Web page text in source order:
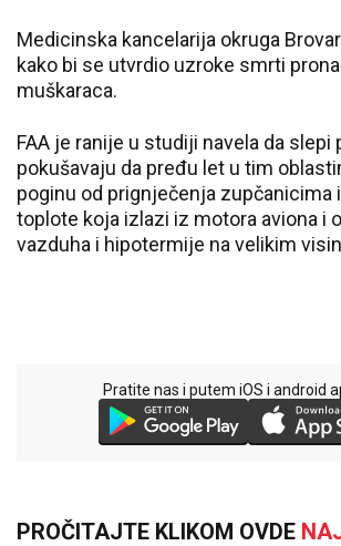
Medicinska kancelarija okruga
kako bi se utvrdio uzroke smrti
muškaraca.
FAA je ranije u studiji navela da slepi
pokušavaju da pređu let u tim
poginu od prignječenja zupčanicima
toplote koja izlazi iz motora aviona i
vazduha i hipotermije na velikim
Pratite nas i putem iOS i android
PROČITAJTE KLIKOM OVDE